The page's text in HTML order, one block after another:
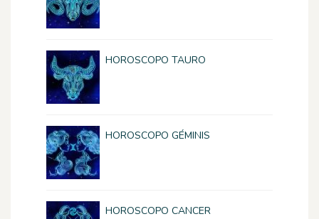
HOROSCOPO TAURO
HOROSCOPO GÉMINIS
HOROSCOPO CANCER